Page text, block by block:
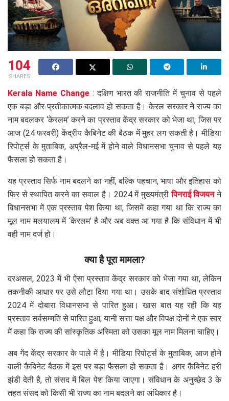
104
SHARES
Kerala Name Change: दक्षिण भारत की राजनीति में चुनाव से पहले
एक बड़ा और प्रतीकात्मक बदलाव हो सकता है। केरल सरकार ने राज्य का
नाम बदलकर ‘केरलम’ करने का प्रस्ताव केंद्र सरकार को भेजा था, जिस पर
आज (24 फरवरी) केंद्रीय कैबिनेट की बैठक में मुहर लग सकती है। मीडिया
रिपोर्ट्स के मुताबिक, अप्रैल-मई में होने वाले विधानसभा चुनाव से पहले यह
फैसला हो सकता है।
यह प्रस्ताव सिर्फ नाम बदलने का नहीं, बल्कि पहचान, भाषा और इतिहास को
फिर से स्थापित करने का सवाल है। 2024 में मुख्यमंत्रीपिनराई विजयनने
विधानसभा में एक प्रस्ताव पेश किया था, जिसमें कहा गया था कि राज्य का
मूल नाम मलयालम में ‘केरलम’ है और अब वक्त आ गया है कि संविधान में भी
वही नाम दर्ज हो।
क्या है पूरा मामला?
दरअसल, 2023 में भी ऐसा प्रस्ताव केंद्र सरकार को भेजा गया था, लेकिन
तकनीकी आधार पर उसे लौटा दिया गया था। उसके बाद संशोधित प्रस्ताव
2024 में दोबारा विधानसभा से पारित हुआ। खास बात यह रही कि यह
प्रस्ताव सर्वसम्मति से पारित हुआ, यानी सत्ता पक्ष और विपक्ष दोनों ने एक स्वर
में कहा कि राज्य की सांस्कृतिक अस्मिता को उसका मूल नाम मिलना चाहिए।
अब गेंद केंद्र सरकार के पाले में है। मीडिया रिपोर्ट्स के मुताबिक, आज होने
वाली कैबिनेट बैठक में इस पर बड़ा फैसला हो सकता है। अगर कैबिनेट हरी
झंडी देती है, तो संसद में बिल पेश किया जाएगा। संविधान के अनुच्छेद 3 के
तहत संसद को किसी भी राज्य का नाम बदलने का अधिकार है।